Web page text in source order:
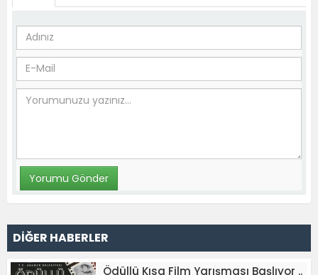
DİĞER HABERLER
Ödüllü Kısa Film Yarışması Başlıyor ..